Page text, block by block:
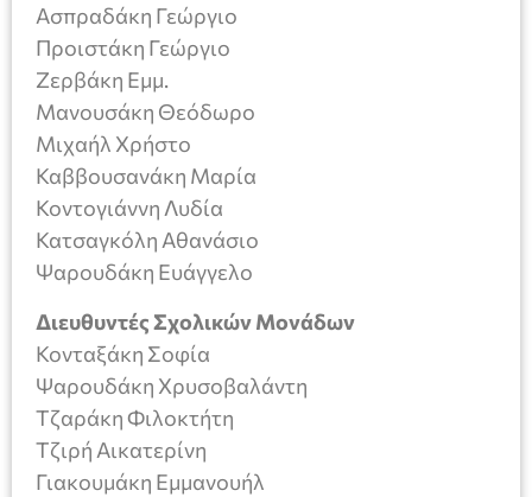
Ασπραδάκη Γεώργιο
Προιστάκη Γεώργιο
Ζερβάκη Εμμ.
Μανουσάκη Θεόδωρο
Μιχαήλ Χρήστο
Καββουσανάκη Μαρία
Κοντογιάννη Λυδία
Κατσαγκόλη Αθανάσιο
Ψαρουδάκη Ευάγγελο
Διευθυντές Σχολικών Μονάδων
Κονταξάκη Σοφία
Ψαρουδάκη Χρυσοβαλάντη
Τζαράκη Φιλοκτήτη
Τζιρή Αικατερίνη
Γιακουμάκη Εμμανουήλ